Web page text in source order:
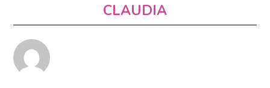
CLAUDIA